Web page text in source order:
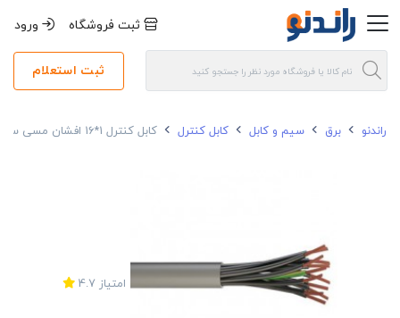
ثبت فروشگاه ورود
ثبت استعلام
راندنو برق سیم و کابل کابل کنترل کابل کنترل 1*16 افشان مسی سیمیا
امتیاز 4.7